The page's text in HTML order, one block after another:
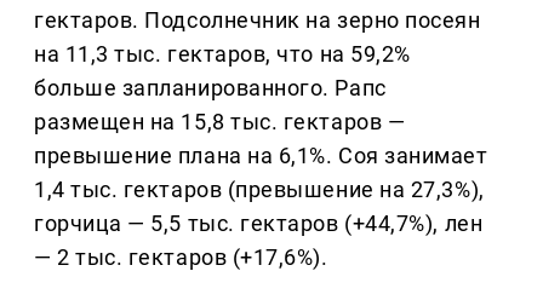
гектаров. Подсолнечник на зерно посеян
на 11,3 тыс. гектаров, что на 59,2%
больше запланированного. Рапс
размещен на 15,8 тыс. гектаров —
превышение плана на 6,1%. Соя занимает
1,4 тыс. гектаров (превышение на 27,3%),
горчица — 5,5 тыс. гектаров (+44,7%), лен
— 2 тыс. гектаров (+17,6%).